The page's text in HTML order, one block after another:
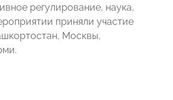
регулирование, наука,
приняли участие
Москвы,